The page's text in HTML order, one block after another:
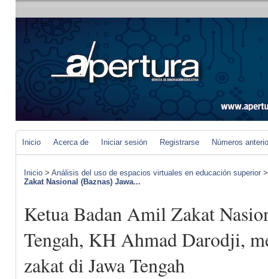
Inicio Acerca de Iniciar sesión Registrarse Números
Inicio > Análisis del uso de espacios virtuales en educación superior
Zakat Nasional (Baznas) Jawa...
Ketua Badan Amil Zakat
Tengah, KH Ahmad Darodji,
zakat di Jawa Tengah